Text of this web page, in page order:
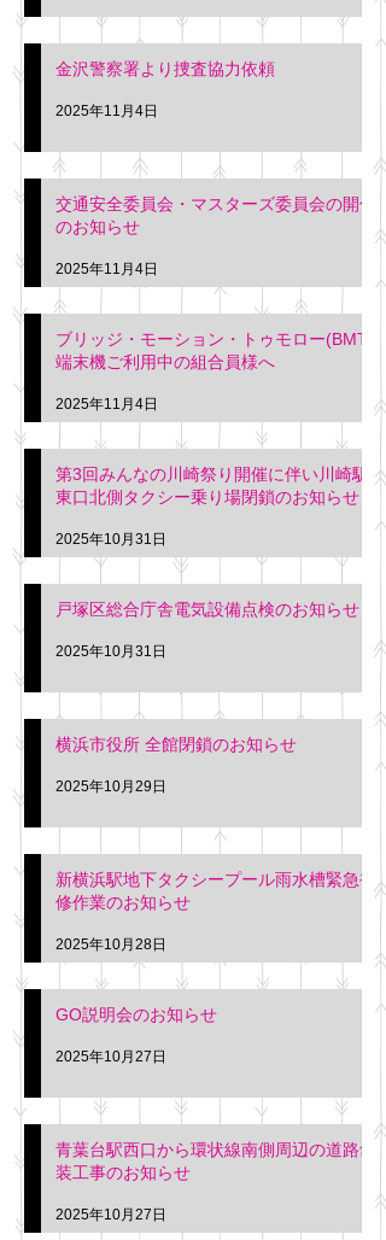
金沢警察署より捜査協力依頼
2025年11月4日
交通安全委員会・マスターズ委員会の開催
のお知らせ
2025年11月4日
ブリッジ・モーション・トゥモロー(BMT)
端末機ご利用中の組合員様へ
2025年11月4日
第3回みんなの川崎祭り開催に伴い川崎駅
東口北側タクシー乗り場閉鎖のお知らせ
2025年10月31日
戸塚区総合庁舎電気設備点検のお知らせ
2025年10月31日
横浜市役所 全館閉鎖のお知らせ
2025年10月29日
新横浜駅地下タクシープール雨水槽緊急補
修作業のお知らせ
2025年10月28日
GO説明会のお知らせ
2025年10月27日
青葉台駅西口から環状線南側周辺の道路舗
装工事のお知らせ
2025年10月27日